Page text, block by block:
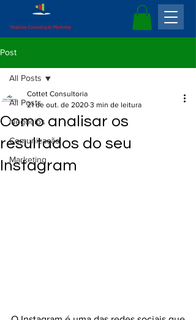
Post
All Posts
Negócios
Comunicação
Marketing
All Posts
Como analisar os
resultados do seu
Instagram
Cottet Consultoria
21 de out. de 2020 3 min de leitura